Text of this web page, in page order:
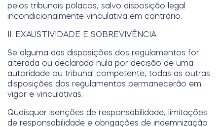
pelos tribunais polacos, salvo disposição legal
incondicionalmente vinculativa em contrário.
II. EXAUSTIVIDADE E SOBREVIVÊNCIA
Se alguma das disposições dos regulamentos for
alterada ou declarada nula por decisão de uma
autoridade ou tribunal competente, todas as outras
disposições dos regulamentos permanecerão em
vigor e vinculativas.
Quaisquer isenções de responsabilidade, limitações
de responsabilidade e obrigações de indemnização